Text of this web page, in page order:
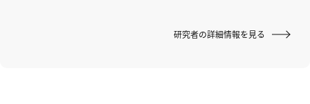
研究者の詳細情報を見る